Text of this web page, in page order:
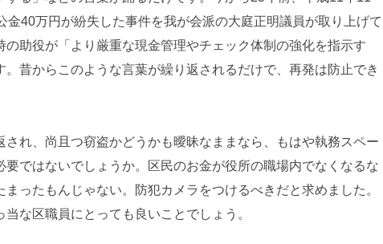
金40万円が紛失した事件を我が会派の大庭正明議員が取り上げて
の助役が「より厳重な現金管理やチェック体制の強化を指示す
。昔からこのような言葉が繰り返されるだけで、再発は防止でき
され、尚且つ窃盗かどうかも曖昧なままなら、もはや執務スペー
要ではないでしょうか。区民のお金が役所の職場内でなくなるな
まったもんじゃない。防犯カメラをつけるべきだと求めました。
な区職員にとっても良いことでしょう。